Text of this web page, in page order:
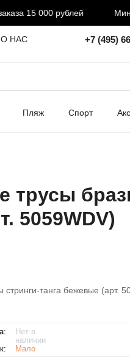
15 000 рублей
О НАС +7 (495)
Пляж Спорт
трусы
5059WDV)
танга бежевые (арт.
Нет в
наличии
Мало